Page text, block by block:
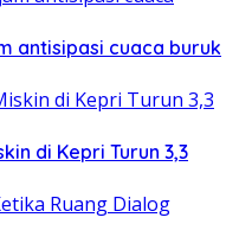
antisipasi cuaca buruk
di Kepri Turun 3,3